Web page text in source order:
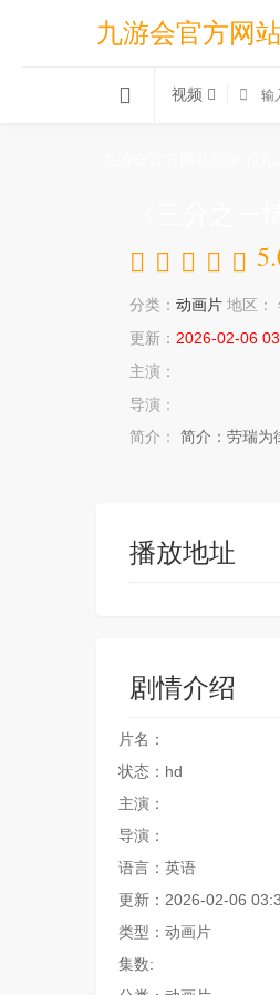
九游会官方网
视频
分类： 动画片 地区：
更新： 2026-02-06
主演：
导演：
简介：
简介：劳瑞为
播放地址
剧情介绍
片名：
状态：hd
主演：
导演：
语言：英语
更新：2026-02-06
类型：动画片
集数: